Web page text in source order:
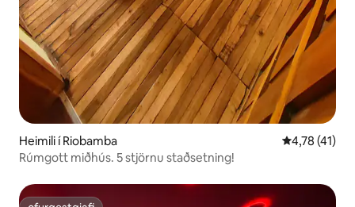
Heimili í Riobamba 4,78 af 5 í
4,78 (41)
Rúmgott miðhús. 5 stjörnu staðsetning!